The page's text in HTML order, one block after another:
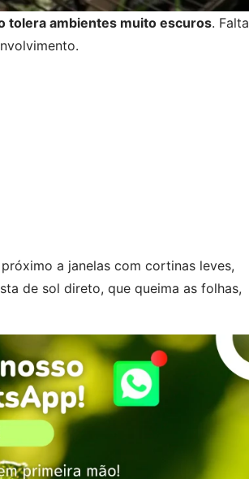
tolera ambientes muito escuros. Falta
a janelas com cortinas leves,
de sol direto, que queima as folhas,